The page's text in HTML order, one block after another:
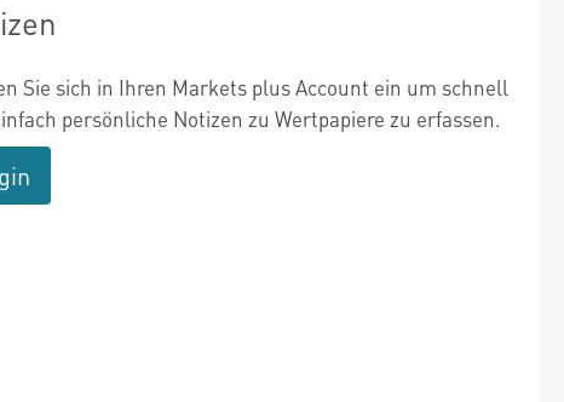
Sie sich in Ihren Markets plus Account ein um schnell
persönliche Notizen zu Wertpapiere zu erfassen.